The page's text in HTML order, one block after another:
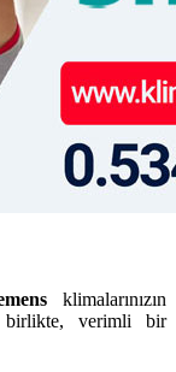
klimalarınızın
birlikte, verimli bir